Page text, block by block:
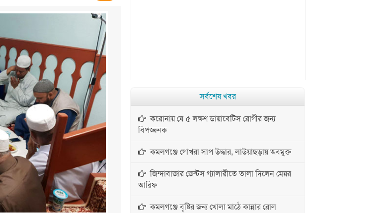
সর্বশেষ খবর
করোনায় যে ৫ লক্ষণ ডায়াবেটিস রোগীর জন্য
বিপজ্জনক
কমলগঞ্জে গোখরা সাপ উদ্ধার, লাউয়াছড়ায় অবমুক্ত
জিন্দাবাজার জেন্টস গ্যালারীতে তালা দিলেন মেয়র
আরিফ
কমলগঞ্জে বৃষ্টির জন্য খোলা মাঠে কান্নার রোল